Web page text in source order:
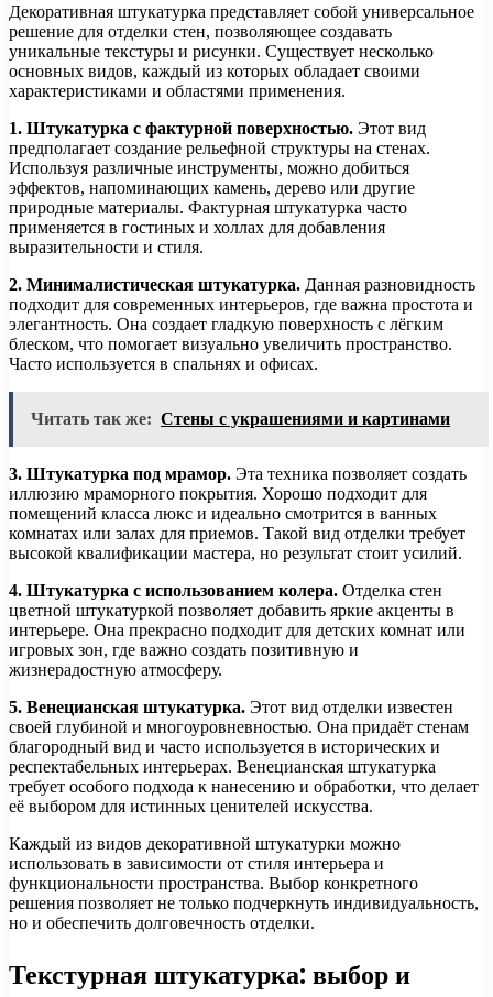
Декоративная штукатурка представляет собой универсальное
решение для отделки стен, позволяющее создавать
уникальные текстуры и рисунки. Существует несколько
основных видов, каждый из которых обладает своими
характеристиками и областями применения.
1. Штукатурка с фактурной поверхностью. Этот вид
предполагает создание рельефной структуры на стенах.
Используя различные инструменты, можно добиться
эффектов, напоминающих камень, дерево или другие
природные материалы. Фактурная штукатурка часто
применяется в гостиных и холлах для добавления
выразительности и стиля.
2. Минималистическая штукатурка. Данная разновидность
подходит для современных интерьеров, где важна простота и
элегантность. Она создает гладкую поверхность с лёгким
блеском, что помогает визуально увеличить пространство.
Часто используется в спальнях и офисах.
Читать так же: Стены с украшениями и картинами
3. Штукатурка под мрамор. Эта техника позволяет создать
иллюзию мраморного покрытия. Хорошо подходит для
помещений класса люкс и идеально смотрится в ванных
комнатах или залах для приемов. Такой вид отделки требует
высокой квалификации мастера, но результат стоит усилий.
4. Штукатурка с использованием колера. Отделка стен
цветной штукатуркой позволяет добавить яркие акценты в
интерьере. Она прекрасно подходит для детских комнат или
игровых зон, где важно создать позитивную и
жизнерадостную атмосферу.
5. Венецианская штукатурка. Этот вид отделки известен
своей глубиной и многоуровневностью. Она придаёт стенам
благородный вид и часто используется в исторических и
респектабельных интерьерах. Венецианская штукатурка
требует особого подхода к нанесению и обработки, что делает
её выбором для истинных ценителей искусства.
Каждый из видов декоративной штукатурки можно
использовать в зависимости от стиля интерьера и
функциональности пространства. Выбор конкретного
решения позволяет не только подчеркнуть индивидуальность,
но и обеспечить долговечность отделки.
Текстурная штукатурка: выбор и